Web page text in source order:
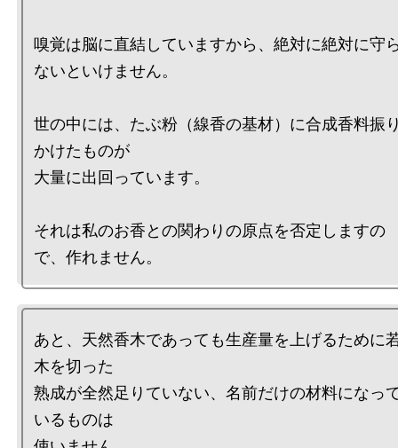
嗅覚は脳に直結していますから、絶対に絶対に守
ないといけません。
世の中には、たぶ粉（線香の基材）に合成香料振
かけたものが
大量に出回っています。
それは私のお香との関わりの原点を否定しますの
あと、天然香木であっても生産量を上げるために
木を切った
熟成が全然足りていない、名前だけの材料になっ
いるものは